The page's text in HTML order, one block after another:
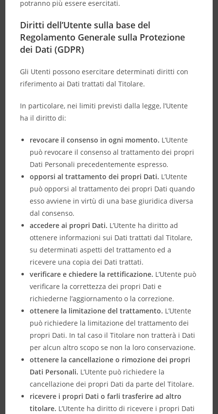
potranno più essere esercitati.
Diritti dell’Utente sulla base del
Regolamento Generale sulla Protezione
dei Dati (GDPR)
Gli Utenti possono esercitare determinati diritti con
riferimento ai Dati trattati dal Titolare.
In particolare, nei limiti previsti dalla legge, l’Utente
ha il diritto di:
revocare il consenso in ogni momento. L’Utente
può revocare il consenso al trattamento dei propri
Dati Personali precedentemente espresso.
opporsi al trattamento dei propri Dati. L’Utente
può opporsi al trattamento dei propri Dati quando
esso avviene in virtù di una base giuridica diversa
dal consenso.
accedere ai propri Dati. L’Utente ha diritto ad
ottenere informazioni sui Dati trattati dal Titolare,
su determinati aspetti del trattamento ed a
ricevere una copia dei Dati trattati.
verificare e chiedere la rettificazione. L’Utente può
verificare la correttezza dei propri Dati e
richiederne l’aggiornamento o la correzione.
ottenere la limitazione del trattamento. L’Utente
può richiedere la limitazione del trattamento dei
propri Dati. In tal caso il Titolare non tratterà i Dati
per alcun altro scopo se non la loro conservazione.
ottenere la cancellazione o rimozione dei propri
Dati Personali. L’Utente può richiedere la
cancellazione dei propri Dati da parte del Titolare.
ricevere i propri Dati o farli trasferire ad altro
titolare. L’Utente ha diritto di ricevere i propri Dati